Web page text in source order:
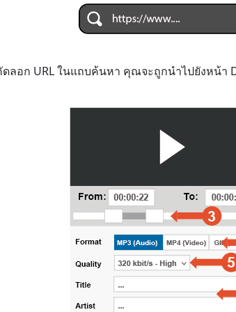
ลอก URL ในแถบค้นหา คุณจะถูกนำไปยังหน้า